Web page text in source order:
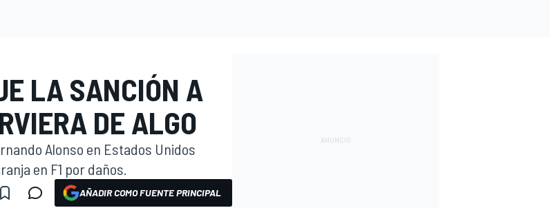
LA SANCIÓN A
DE ALGO
Alonso en Estados Unidos
en F1 por daños.
AÑADIR COMO FUENTE PRINCIPAL